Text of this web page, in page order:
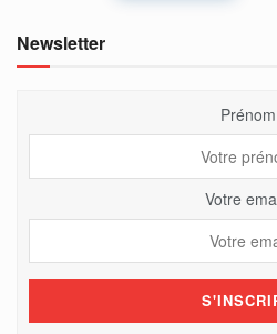
Newsletter
Prénom
Votre